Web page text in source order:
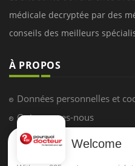
médicale decryptée par des
conseils des meilleurs
À PROPOS
Données personnelles et
Qui sommes-nous
Conditions d'utilisation
Welcome